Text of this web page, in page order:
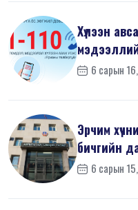
Хүлээн
шин...
6 сарын
Эрчим
бичгийн
на...6 сарын